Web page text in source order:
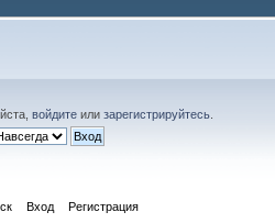
войдите илизарегистрируйтесь
Вход Регистрация